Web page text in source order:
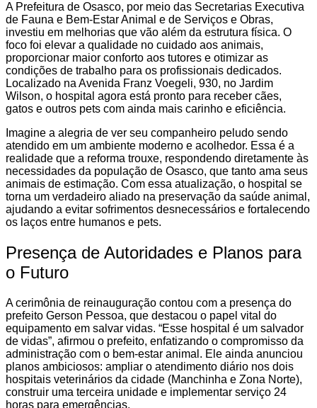
A Prefeitura de Osasco, por meio das Secretarias Executiva
de Fauna e Bem-Estar Animal e de Serviços e Obras,
investiu em melhorias que vão além da estrutura física. O
foco foi elevar a qualidade no cuidado aos animais,
proporcionar maior conforto aos tutores e otimizar as
condições de trabalho para os profissionais dedicados.
Localizado na Avenida Franz Voegeli, 930, no Jardim
Wilson, o hospital agora está pronto para receber cães,
gatos e outros pets com ainda mais carinho e eficiência.
Imagine a alegria de ver seu companheiro peludo sendo
atendido em um ambiente moderno e acolhedor. Essa é a
realidade que a reforma trouxe, respondendo diretamente às
necessidades da população de Osasco, que tanto ama seus
animais de estimação. Com essa atualização, o hospital se
torna um verdadeiro aliado na preservação da saúde animal,
ajudando a evitar sofrimentos desnecessários e fortalecendo
os laços entre humanos e pets.
Presença de Autoridades e Planos para
o Futuro
A cerimônia de reinauguração contou com a presença do
prefeito Gerson Pessoa, que destacou o papel vital do
equipamento em salvar vidas. “Esse hospital é um salvador
de vidas”, afirmou o prefeito, enfatizando o compromisso da
administração com o bem-estar animal. Ele ainda anunciou
planos ambiciosos: ampliar o atendimento diário nos dois
hospitais veterinários da cidade (Manchinha e Zona Norte),
construir uma terceira unidade e implementar serviço 24
horas para emergências.